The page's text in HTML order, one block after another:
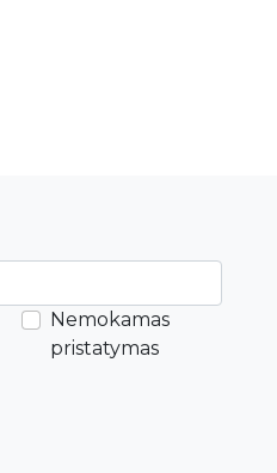
Nemokamas
pristatymas